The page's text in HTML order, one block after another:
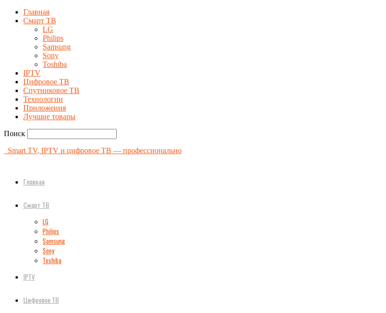
Главная
Смарт ТВ
LG
Philips
Samsung
Sony
Toshiba
IPTV
Цифровое ТВ
Спутниковое ТВ
Технологии
Приложения
Лучшие товары
Поиск
Smart TV, IPTV и цифровое ТВ — профессионально
Главная
Смарт ТВ
LG
Philips
Samsung
Sony
Toshiba
IPTV
Цифровое ТВ